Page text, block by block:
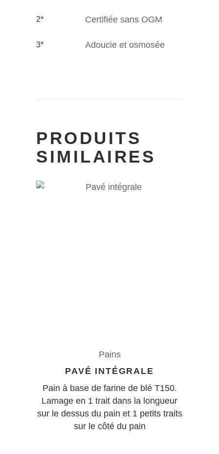
2* Certifiée sans OGM
3* Adoucie et osmosée
PRODUITS
SIMILAIRES
Pains
PAVÉ INTÉGRALE
Pain à base de farine de blé T150.
Lamage en 1 trait dans la longueur
sur le dessus du pain et 1 petits traits
sur le côté du pain